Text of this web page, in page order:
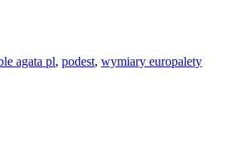
agata pl, podest, wymiary europalety